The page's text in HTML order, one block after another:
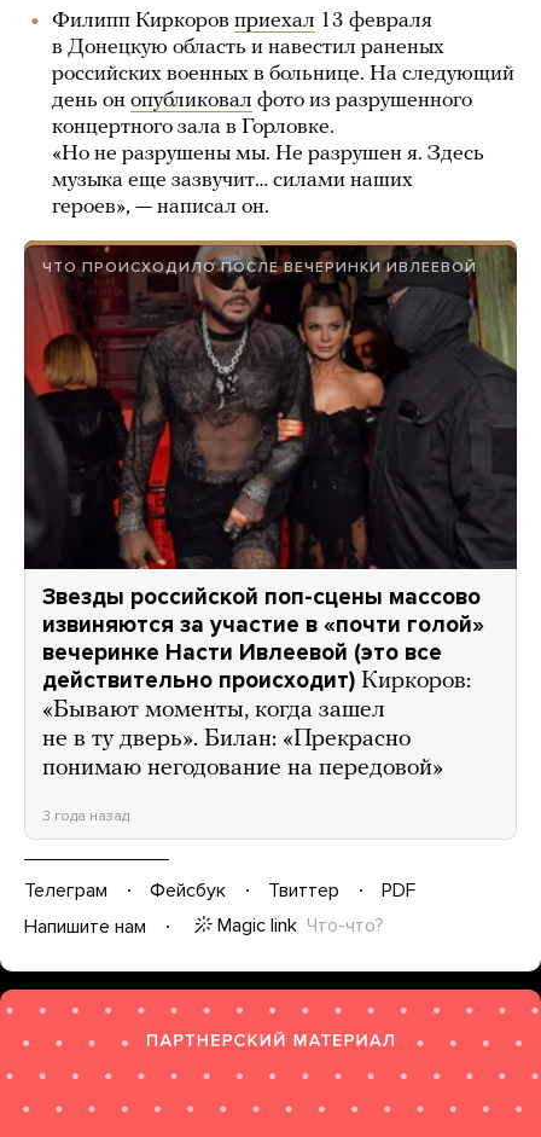
Филипп Киркоров приехал 13 февраля
в Донецкую область и навестил раненых
российских военных в больнице. На следующий
день он опубликовал фото из разрушенного
концертного зала в Горловке.
«Но не разрушены мы. Не разрушен я. Здесь
музыка еще зазвучит… силами наших
героев», — написал он.
ЧТО ПРОИСХОДИЛО ПОСЛЕ ВЕЧЕРИНКИ ИВЛЕЕВОЙ
Звезды российской поп-сцены массово
извиняются за участие в «почти голой»
вечеринке Насти Ивлеевой (это все
действительно происходит) Киркоров:
«Бывают моменты, когда зашел
не в ту дверь». Билан: «Прекрасно
понимаю негодование на передовой»
3 года назад
Телеграм Фейсбук Твиттер
PDF
Напишите нам
Magic link Что-что?